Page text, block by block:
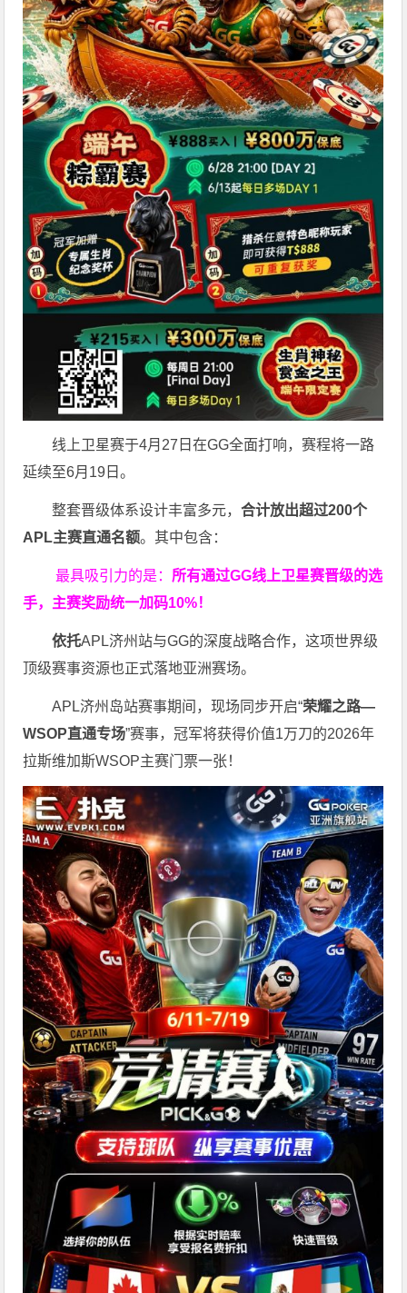
线上卫星赛于4月27日在GG全面打响，赛程将一路
延续至6月19日。
整套晋级体系设计丰富多元，合计放出超过200个
APL主赛直通名额。其中包含：
最具吸引力的是： 所有通过GG线上卫星赛晋级的选
手，主赛奖励统一加码10%！
依托APL济州站与GG的深度战略合作，这项世界级
顶级赛事资源也正式落地亚洲赛场。
APL济州岛站赛事期间，现场同步开启“荣耀之路—
WSOP直通专场”赛事，冠军将获得价值1万刀的2026年
拉斯维加斯WSOP主赛门票一张！